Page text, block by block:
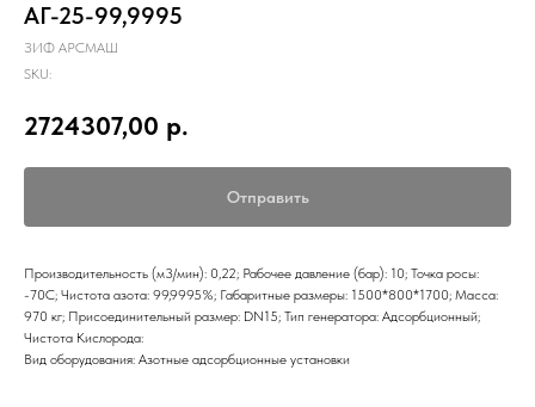
АГ-25-99,9995
ЗИФ АРСМАШ
SKU:
2724307,00 р.
Отправить
Производительность (м3/мин): 0,22; Рабочее давление (бар): 10; Точка росы:
-70С; Чистота азота: 99,9995%; Габаритные размеры: 1500*800*1700; Масса:
970 кг; Присоединительный размер: DN15; Тип генератора: Адсорбционный;
Чистота Кислорода:
Вид оборудования: Азотные адсорбционные установки